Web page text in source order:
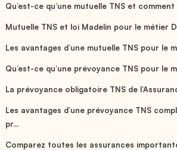
Qu’est-ce qu’une mutuelle TNS et
Mutuelle TNS et loi Madelin pour le métier
Les avantages d’une mutuelle TNS pour le
Qu’est-ce qu’une prévoyance TNS pour le
La prévoyance obligatoire TNS de
Les avantages d’une prévoyance TNS
pr...
Comparez toutes les assurances